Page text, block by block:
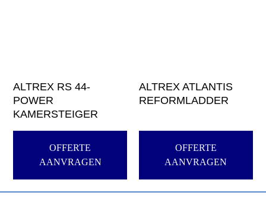
ALTREX RS 44-
POWER
KAMERSTEIGER
OFFERTE
AANVRAGEN
ALTREX ATLANTIS
REFORMLADDER
OFFERTE
AANVRAGEN